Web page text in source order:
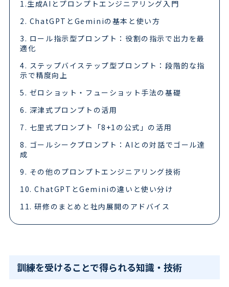
1.生成AIとプロンプトエンジニアリング入門
2. ChatGPTとGeminiの基本と使い方
3. ロール指示型プロンプト：役割の指示で出力を最
適化
4. ステップバイステップ型プロンプト：段階的な指
示で精度向上
5. ゼロショット・フューショット手法の基礎
6. 深津式プロンプトの活用
7. 七里式プロンプト「8+1の公式」の活用
8. ゴールシークプロンプト：AIとの対話でゴール達
成
9. その他のプロンプトエンジニアリング技術
10. ChatGPTとGeminiの違いと使い分け
11. 研修のまとめと社内展開のアドバイス
訓練を受けることで得られる知識・技術